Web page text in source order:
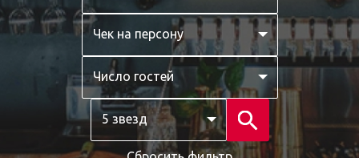
Чек на персону
Число гостей
5 звезд